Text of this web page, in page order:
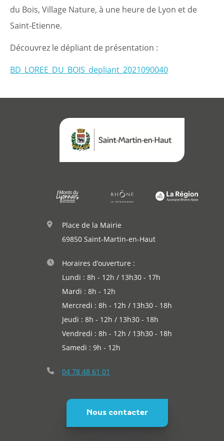
du Bois, Village Nature, à une heure de Lyon et de
Saint-Etienne.
Découvrez le dépliant de présentation :
BD_LOREE_DU_BOIS_depliant_2021090040
Place de la Mairie
69850 Saint-Martin-en-Haut
Horaires d’ouverture :
Lundi : 8h - 12h / 13h30 - 17h
Mardi : 8h - 12h
Mercredi : 8h - 12h / 13h30 - 18h
Jeudi : 8h - 12h / 13h30 - 18h
Vendredi : 8h - 12h / 13h30 - 18h
Samedi : 9h - 12h
04 78 48 61 01
Nous contacter
Démarches
Annuaire
Agenda
Actualités